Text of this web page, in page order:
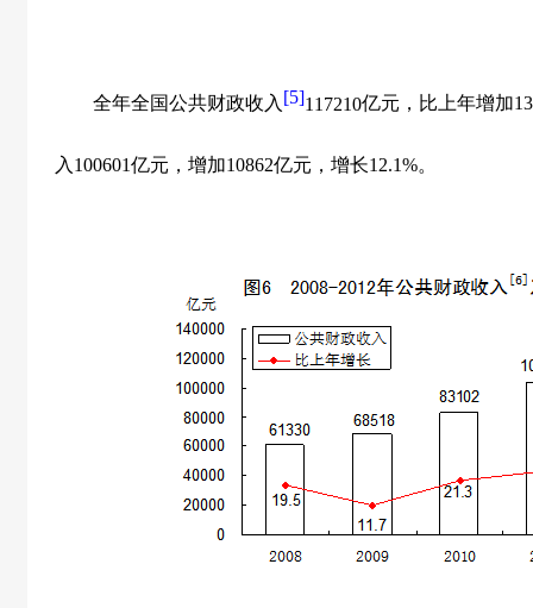
全年全国公共财政收入[5]117210亿元，比上年增加
入 100601亿元，增加10862亿元，增长12.1%。